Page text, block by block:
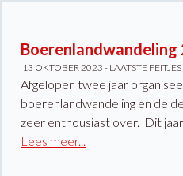
13 OKTOBER 2023 - LAATSTE FEITJES
Afgelopen twee jaar
boerenlandwandeling en de
zeer enthousiast over. Dit jaar
Lees meer...